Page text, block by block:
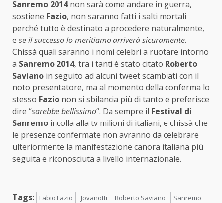
Sanremo 2014non sarà come andare in guerra,
sostiene Fazio, non saranno fatti i salti mortali
perché tutto è destinato a procedere naturalmente,
e se il successo lo meritiamo arriverà sicuramente.
Chissà quali saranno i nomi celebri a ruotare intorno
a Sanremo 2014, tra i tanti è stato citato Roberto
Saviano in seguito ad alcuni tweet scambiati con il
noto presentatore, ma al momento della conferma lo
stesso Fazio non si sbilancia più di tanto e preferisce
dire “sarebbe bellissimo“. Da sempre il Festival di
Sanremo incolla alla tv milioni di italiani, e chissà che
le presenze confermate non avranno da celebrare
ulteriormente la manifestazione canora italiana più
seguita e riconosciuta a livello internazionale.
Tags: Fabio Fazio Jovanotti Roberto Saviano
Sanremo